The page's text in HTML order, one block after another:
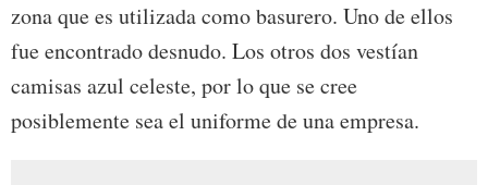
zona que es utilizada como basurero. Uno de ellos
fue encontrado desnudo. Los otros dos vestían
camisas azul celeste, por lo que se cree
posiblemente sea el uniforme de una empresa.